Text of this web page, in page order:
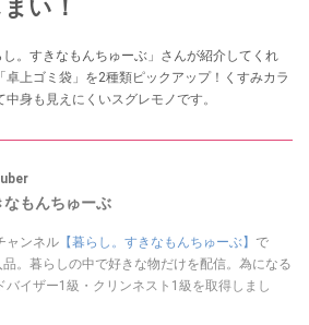
い！
。すきなもんちゅーぶ」さんが紹介してくれ
卓上ゴミ袋」を2種類ピックアップ！くすみカラ
身も見えにくいスグレモノです。
もんちゅーぶ
ャンネル 【暮らし。すきなもんちゅーぶ】 で
。暮らしの中で好きな物だけを配信。為になる
イザー1級・クリンネスト1級を取得しまし